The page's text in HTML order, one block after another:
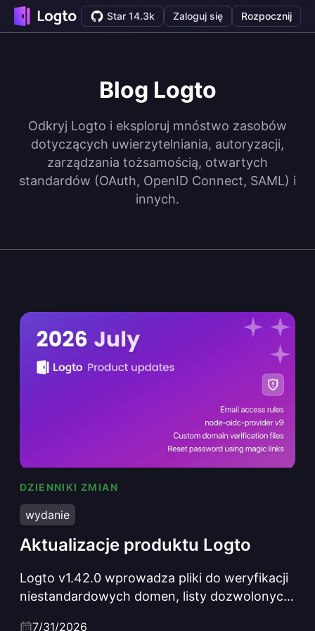
Star 14.3k Zaloguj się Rozpocznij
Blog Logto
Odkryj Logto i eksploruj mnóstwo zasobów
dotyczących uwierzytelniania, autoryzacji,
zarządzania tożsamością, otwartych
standardów (OAuth, OpenID Connect, SAML) i
innych.
DZIENNIKI ZMIAN
wydanie
Aktualizacje produktu Logto
Logto v1.42.0 wprowadza pliki do weryfikacji
niestandardowych domen, listy dozwolonych
7/31/2026